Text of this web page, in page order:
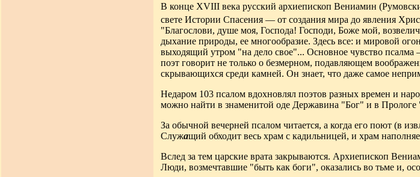
В конце XVIII века русский архиепископ Вениамин
свете Истории Спасения — от создания мира до явления
"Благослови, душе моя, Господа! Господи, Боже мой,
дыхание природы, ее многообразие. Здесь все: и мировой
выходящий утром "на дело свое"... Основное чувство
поэт говорит не только о безмерном, подавляющем
скрывающихся среди камней. Он знает, что даже самое
Недаром 103 псалом вдохновлял поэтов разных времен и
можно найти в знаменитой оде Державина "Бог" и в Прологе
За обычной вечерней псалом читается, а когда его поют (в
Служащий обходит весь храм с кадильницей, и храм
Вслед за тем царские врата закрываются. Архиепископ
Люди, возмечтавшие "быть как боги", оказались во тьме и,